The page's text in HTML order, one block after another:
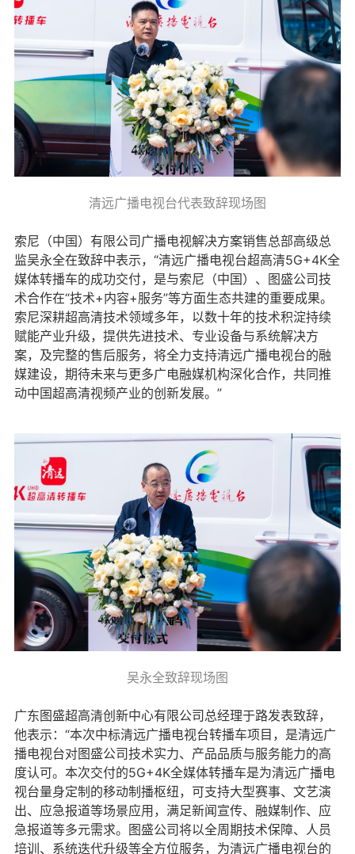
清远广播电视台代表致辞现场图
索尼（中国）有限公司广播电视解决方案销售总部高级总
监吴永全在致辞中表示，“清远广播电视台超高清5G+4K全
媒体转播车的成功交付，是与索尼（中国）、图盛公司技
术合作在“技术+内容+服务”等方面生态共建的重要成果。
索尼深耕超高清技术领域多年，以数十年的技术积淀持续
赋能产业升级，提供先进技术、专业设备与系统解决方
案，及完整的售后服务，将全力支持清远广播电视台的融
媒建设，期待未来与更多广电融媒机构深化合作，共同推
动中国超高清视频产业的创新发展。”
吴永全致辞现场图
广东图盛超高清创新中心有限公司总经理于路发表致辞，
他表示：“本次中标清远广播电视台转播车项目，是清远广
播电视台对图盛公司技术实力、产品品质与服务能力的高
度认可。本次交付的5G+4K全媒体转播车是为清远广播电
视台量身定制的移动制播枢纽，可支持大型赛事、文艺演
出、应急报道等场景应用，满足新闻宣传、融媒制作、应
急报道等多元需求。图盛公司将以全周期技术保障、人员
培训、系统迭代升级等全方位服务，为清远广播电视台的